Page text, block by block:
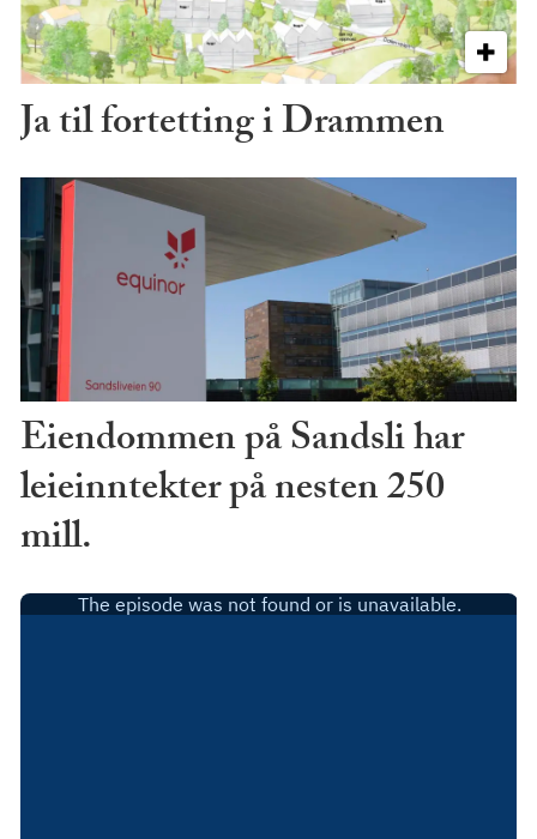
Ja til fortetting i Drammen
Eiendommen på Sandsli har
leieinntekter på nesten 250
mill.